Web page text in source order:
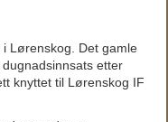
Lørenskog. Det gamle
etter
knyttet til Lørenskog IF